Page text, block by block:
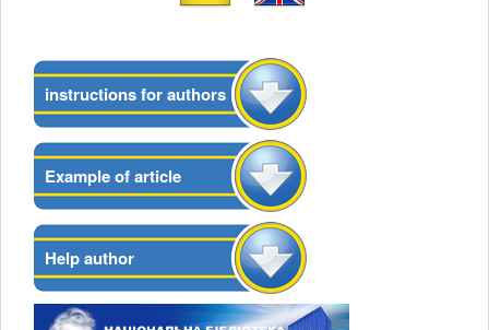
instructions for authors
Example of article
Help author